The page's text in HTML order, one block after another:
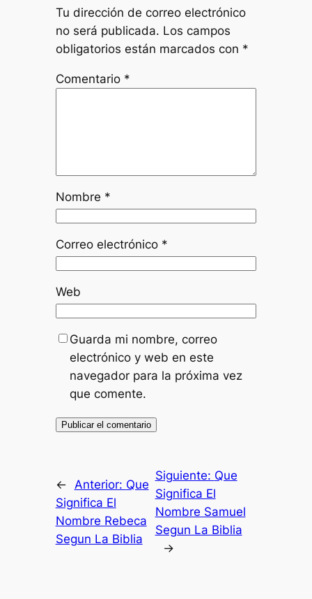
Tu dirección de correo electrónico
no será publicada. Los campos
obligatorios están marcados con *
Comentario *
Nombre *
Correo electrónico *
Web
Guarda mi nombre, correo
electrónico y web en este
navegador para la próxima vez
que comente.
← Anterior: Que
Significa El
Nombre Rebeca
Segun La Biblia
Siguiente: Que
Significa El
Nombre Samuel
Segun La Biblia
→